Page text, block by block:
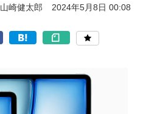
山崎健太郎 2024年5月8日 00:08